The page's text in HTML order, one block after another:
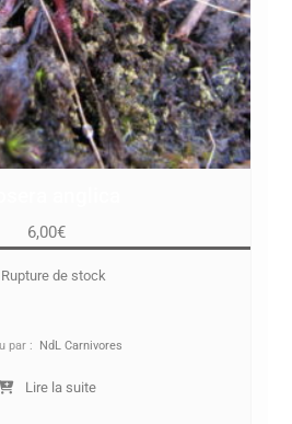
6,00€
Rupture de stock
par : NdL Carnivores
Lire la suite